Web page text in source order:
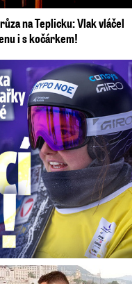
na Teplicku: Vlak vláčel
i s kočárkem!
konec!